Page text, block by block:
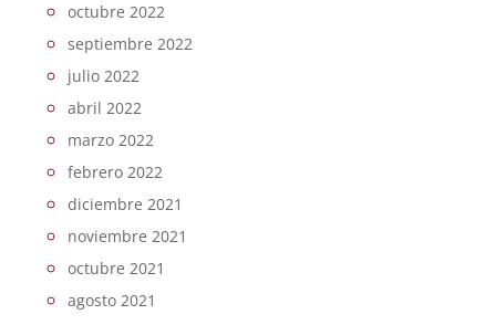
octubre 2022
septiembre 2022
julio 2022
abril 2022
marzo 2022
febrero 2022
diciembre 2021
noviembre 2021
octubre 2021
agosto 2021